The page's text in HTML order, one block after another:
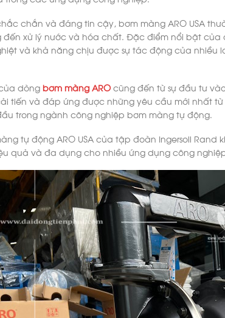
chắn và đáng tin cậy, bơm màng ARO USA
đến xử lý nước và hóa chất. Đặc điểm nổi bật
và khả năng chịu được sự tác động của
dòngbơm màng AROcũng đến từ sự đầu tư
tiến và đáp ứng được những yêu cầu mới nhất
trong ngành công nghiệp bơm màng tự động.
tự động ARO USA của tập đoàn Ingersoll
quả và đa dụng cho nhiều ứng dụng công